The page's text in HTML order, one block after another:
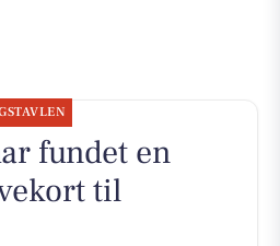
fundet en
til